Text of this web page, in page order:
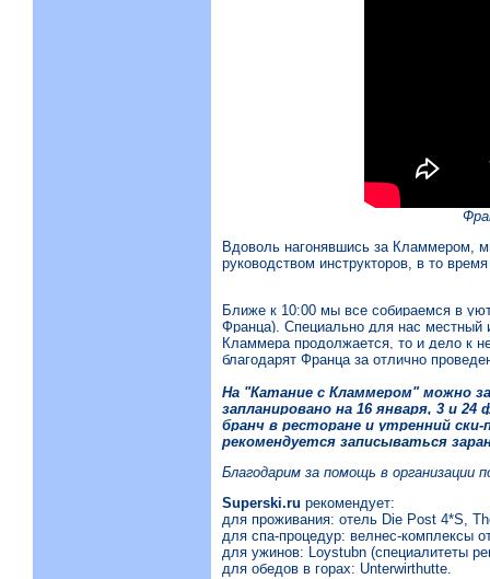
Вдоволь нагонявшись за Кламмером,
руководством инструкторов, в то
Ближе к 10:00 мы все собираемся в
Франца). Специально для нас местный
Кламмера продолжается, то и дело к
благодарят Франца за отлично
На "Катание с Кламмером" можно
запланировано на 16 января, 3 и
бранч в ресторане и утренний
рекомендуется записываться
Благодарим за помощь в организации
Superski.ru рекомендует:
для проживания: отель Die Post 4*S,
для спа-процедур: велнес-комплексы
для ужинов: Loystubn (специалитеты
для обедов в горах: Unterwirthutte.